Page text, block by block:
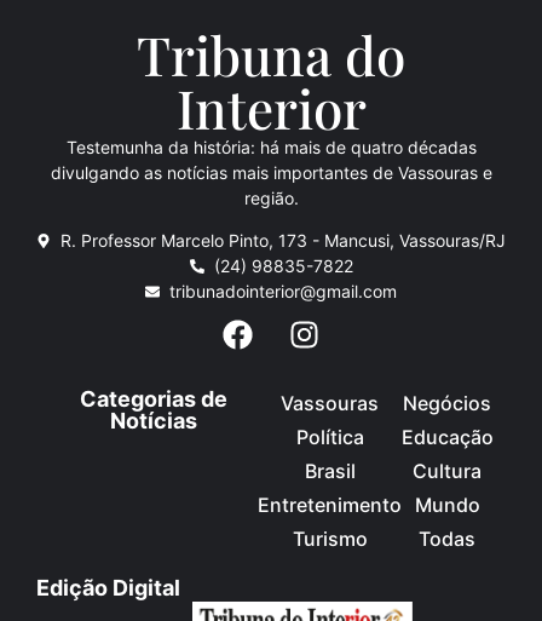
Tribuna do
Interior
Testemunha da história: há mais de quatro décadas
divulgando as notícias mais importantes de Vassouras e
região.
R. Professor Marcelo Pinto, 173 - Mancusi, Vassouras/RJ
(24) 98835-7822
tribunadointerior@gmail.com
Categorias de
Notícias
Vassouras
Política
Brasil
Entretenimento
Turismo
Negócios
Educação
Cultura
Mundo
Todas
Edição Digital